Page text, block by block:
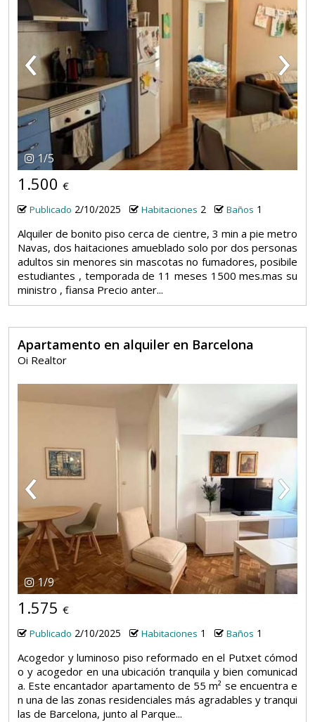
‹ ›
1/5
1.500 €
Publicado 2/10/2025 Habitaciones 2 Baños 1
Alquiler de bonito piso cerca de cientre, 3 min a pie metro
Navas, dos haitaciones amueblado solo por dos personas
adultos sin menores sin mascotas no fumadores, posibile
estudiantes , temporada de 11 meses 1500 mes.mas su
ministro , fiansa Precio anter...
Apartamento en alquiler en Barcelona
Oi Realtor
‹ ›
1/9
1.575 €
Publicado 2/10/2025 Habitaciones 1 Baños 1
Acogedor y luminoso piso reformado en el Putxet cómod
o y acogedor en una ubicación tranquila y bien comunicad
a. Este encantador apartamento de 55 m² se encuentra e
n una de las zonas residenciales más agradables y tranqui
las de Barcelona, junto al Parque...